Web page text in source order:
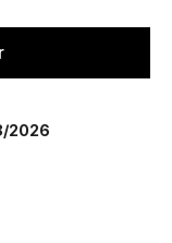
2026